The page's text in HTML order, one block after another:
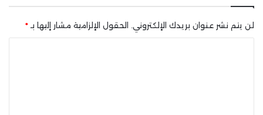
لن يتم نشر عنوان بريدك الإلكتروني. الحقول الإلزامية مشار إليها بـ *